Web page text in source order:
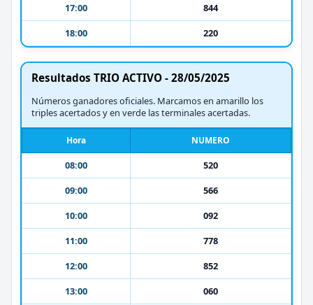
17:00
844
18:00
220
Resultados TRIO ACTIVO - 28/05/2025
Números ganadores oficiales. Marcamos en amarillo los
triples acertados y en verde las terminales acertadas.
Hora NUMERO
08:00
520
09:00
566
10:00
092
11:00
778
12:00
852
13:00
060